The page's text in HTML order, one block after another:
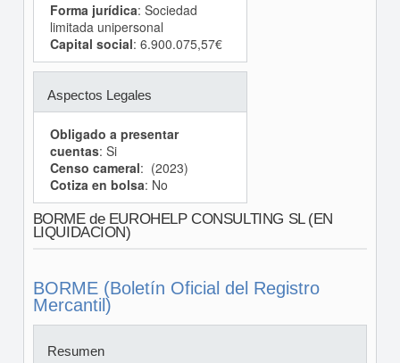
Forma jurídica: Sociedad
limitada unipersonal
Capital social: 6.900.075,57€
Aspectos Legales
Obligado a presentar
cuentas: Si
Censo cameral: (2023)
Cotiza en bolsa: No
BORME de EUROHELP CONSULTING SL (EN
LIQUIDACION)
BORME (Boletín Oficial del Registro
Mercantil)
Resumen